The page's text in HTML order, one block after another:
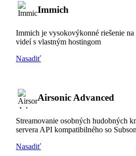
Immich
Immich je vysokovýkonné riešenie
videí s vlastným hostingom
Nasadiť
Airsonic Advanced
Streamovanie osobných hudobných
servera API kompatibilného so
Nasadiť